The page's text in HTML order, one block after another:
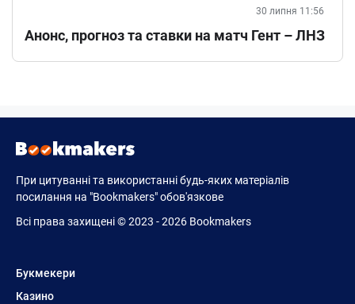
30 липня 11:56
Анонс, прогноз та ставки на матч Гент – ЛНЗ
При цитуванні та використанні будь-яких матеріалів
посилання на "Bookmakers" обов'язкове
Всі права захищені © 2023 - 2026 Bookmakers
Букмекери
Казино